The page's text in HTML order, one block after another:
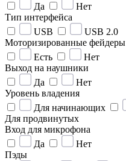
Да
Нет
Тип интерфейса
USB
USB 2.0
Моторизированные фейдеры
Есть
Нет
Выход на наушники
Да
Нет
Уровень владения
Для начинающих
Для продвинутых
Вход для микрофона
Да
Нет
Пэды